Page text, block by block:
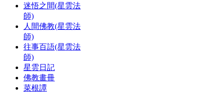
迷悟之間(星雲法
師)
人間佛教(星雲法
師)
往事百語(星雲法
師)
星雲日記
佛教畫冊
菜根譚